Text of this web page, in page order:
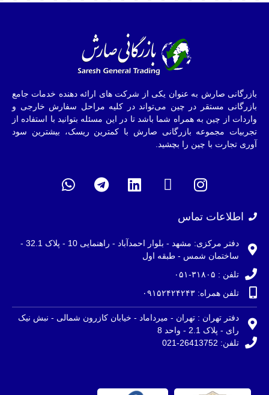
بازرگانی صارش به عنوان یکی از شرکت های ارائه دهنده خدمات جامع
بازرگانی مستقر در چین می‌تواند در کلیه مراحل سفارش خارجی و
واردات از چین به همراه شما باشد تا در این مسئله بتوانید با استفاده از
تجربیات مجموعه بازرگانی صارش با کمترین ریسک، بیشترین سود
آوری تجارت با چین را بچشید.
اطلاعات تماس
دفتر مرکزی: مشهد - بلوار احمدآباد - راهنمایی 10 - پلاک 32.1 -
ساختمان شمس - طبقه اول
تلفن : ۳۱۸۰۵-۰۵۱
تلفن همراه: ۰۹۱۵۲۴۲۴۲۴۳
دفتر تهران : تهران - میرداماد - خیابان کازرون شمالی - نبش نیک
رای - پلاک 2.1 - واحد 8
تلفن: 26413752-021